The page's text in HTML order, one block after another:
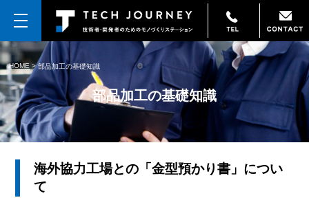
HOME >部品加工の基礎知識
部品加工の基礎知識
海外協力工場との「金型預かり書」につい
て